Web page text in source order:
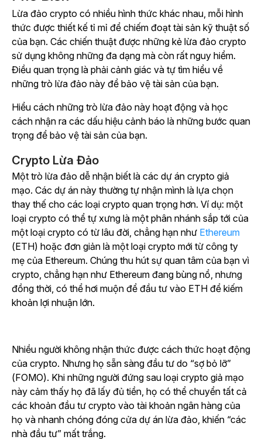
Lừa đảo crypto có nhiều hình thức khác nhau, mỗi hình
thức được thiết kế tỉ mỉ để chiếm đoạt tài sản kỹ thuật số
của bạn. Các chiến thuật được những kẻ lừa đảo crypto
sử dụng không những đa dạng mà còn rất nguy hiểm.
Điều quan trọng là phải cảnh giác và tự tìm hiểu về
những trò lừa đảo này để bảo vệ tài sản của bạn.
Hiểu cách những trò lừa đảo này hoạt động và học
cách nhận ra các dấu hiệu cảnh báo là những bước quan
trọng để bảo vệ tài sản của bạn.
Crypto Lừa Đảo
Một trò lừa đảo dễ nhận biết là các dự án crypto giả
mạo. Các dự án này thường tự nhận mình là lựa chọn
thay thế cho các loại crypto quan trọng hơn. Ví dụ: một
loại crypto có thể tự xưng là một phân nhánh sắp tới của
một loại crypto có từ lâu đời, chẳng hạn như Ethereum
(ETH) hoặc đơn giản là một loại crypto mới từ công ty
mẹ của Ethereum. Chúng thu hút sự quan tâm của bạn vì
crypto, chẳng hạn như Ethereum đang bùng nổ, nhưng
đồng thời, có thể hơi muộn để đầu tư vào ETH để kiếm
khoản lợi nhuận lớn.
Nhiều người không nhận thức được cách thức hoạt động
của crypto. Nhưng họ sẵn sàng đầu tư do “sợ bỏ lỡ”
(FOMO). Khi những người đứng sau loại crypto giả mạo
này cảm thấy họ đã lấy đủ tiền, họ có thể chuyển tất cả
các khoản đầu tư crypto vào tài khoản ngân hàng của
họ và nhanh chóng đóng cửa dự án lừa đảo, khiến “các
nhà đầu tư” mất trắng.